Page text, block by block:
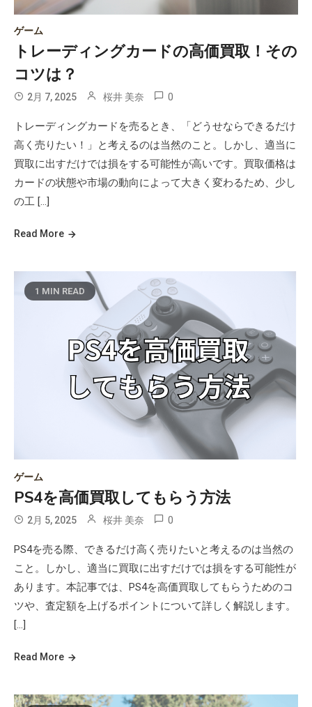
ゲーム
トレーディングカードの高価買取！その
コツは？
2月 7, 2025 桜井 美奈 0
トレーディングカードを売るとき、「どうせならできるだけ
高く売りたい！」と考えるのは当然のこと。しかし、適当に
買取に出すだけでは損をする可能性が高いです。買取価格は
カードの状態や市場の動向によって大きく変わるため、少し
の工 […]
Read More
1 MIN READ
ゲーム
PS4を高価買取してもらう方法
2月 5, 2025 桜井 美奈 0
PS4を売る際、できるだけ高く売りたいと考えるのは当然の
こと。しかし、適当に買取に出すだけでは損をする可能性が
あります。本記事では、PS4を高価買取してもらうためのコ
ツや、査定額を上げるポイントについて詳しく解説します。
[…]
Read More